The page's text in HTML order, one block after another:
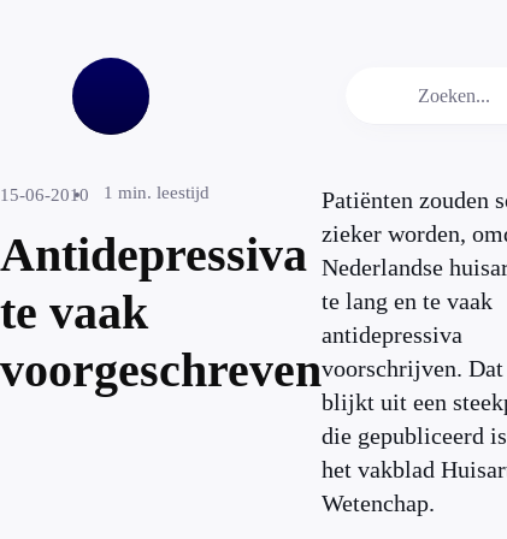
15-06-2010 1 min. leestijd
Antidepressiva
te vaak
voorgeschreven
Patiënten zouden
zieker worden,
Nederlandse
te lang en te vaak
antidepressiva
voorschrijven. Dat
blijkt uit een
die gepubliceerd
het vakblad
Wetenchap.